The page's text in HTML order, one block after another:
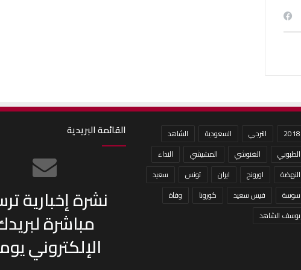
2018 الترجي السعودية
الشاهد
الطبوبي
الغنوشي المشيشي
النداء
النهضة
اورونج ايران تونس
سعيد
سوسة
قيس سعيد كورونا
وفاة
يوسف الشاهد
القائمة البريدية
نشرة إخبارية
مباشرة
الإلكتروني